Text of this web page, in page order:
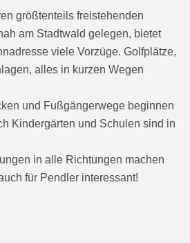
größtenteils freistehenden
am Stadtwald gelegen, bietet
viele Vorzüge. Golfplätze,
alles in kurzen Wegen
und Fußgängerwege beginnen
Kindergärten und Schulen sind in
in alle Richtungen machen
für Pendler interessant!